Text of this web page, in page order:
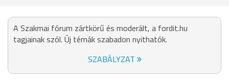
A Szakmai fórum zártkörű és moderált, a fordit.hu
tagjainak szól. Új témák szabadon nyithatók.
SZABÁLYZAT